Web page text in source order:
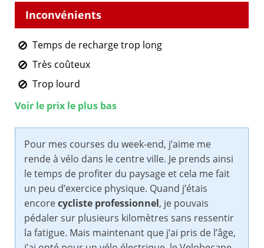
Temps de recharge trop long
Très coûteux
Trop lourd
Voir le prix le plus bas
Pour mes courses du week-end, j’aime me
rende à vélo dans le centre ville. Je prends ainsi
le temps de profiter du paysage et cela me fait
un peu d’exercice physique. Quand j’étais
encorecycliste professionnel, je pouvais
pédaler sur plusieurs kilomètres sans ressentir
la fatigue. Mais maintenant que j’ai pris de l’âge,